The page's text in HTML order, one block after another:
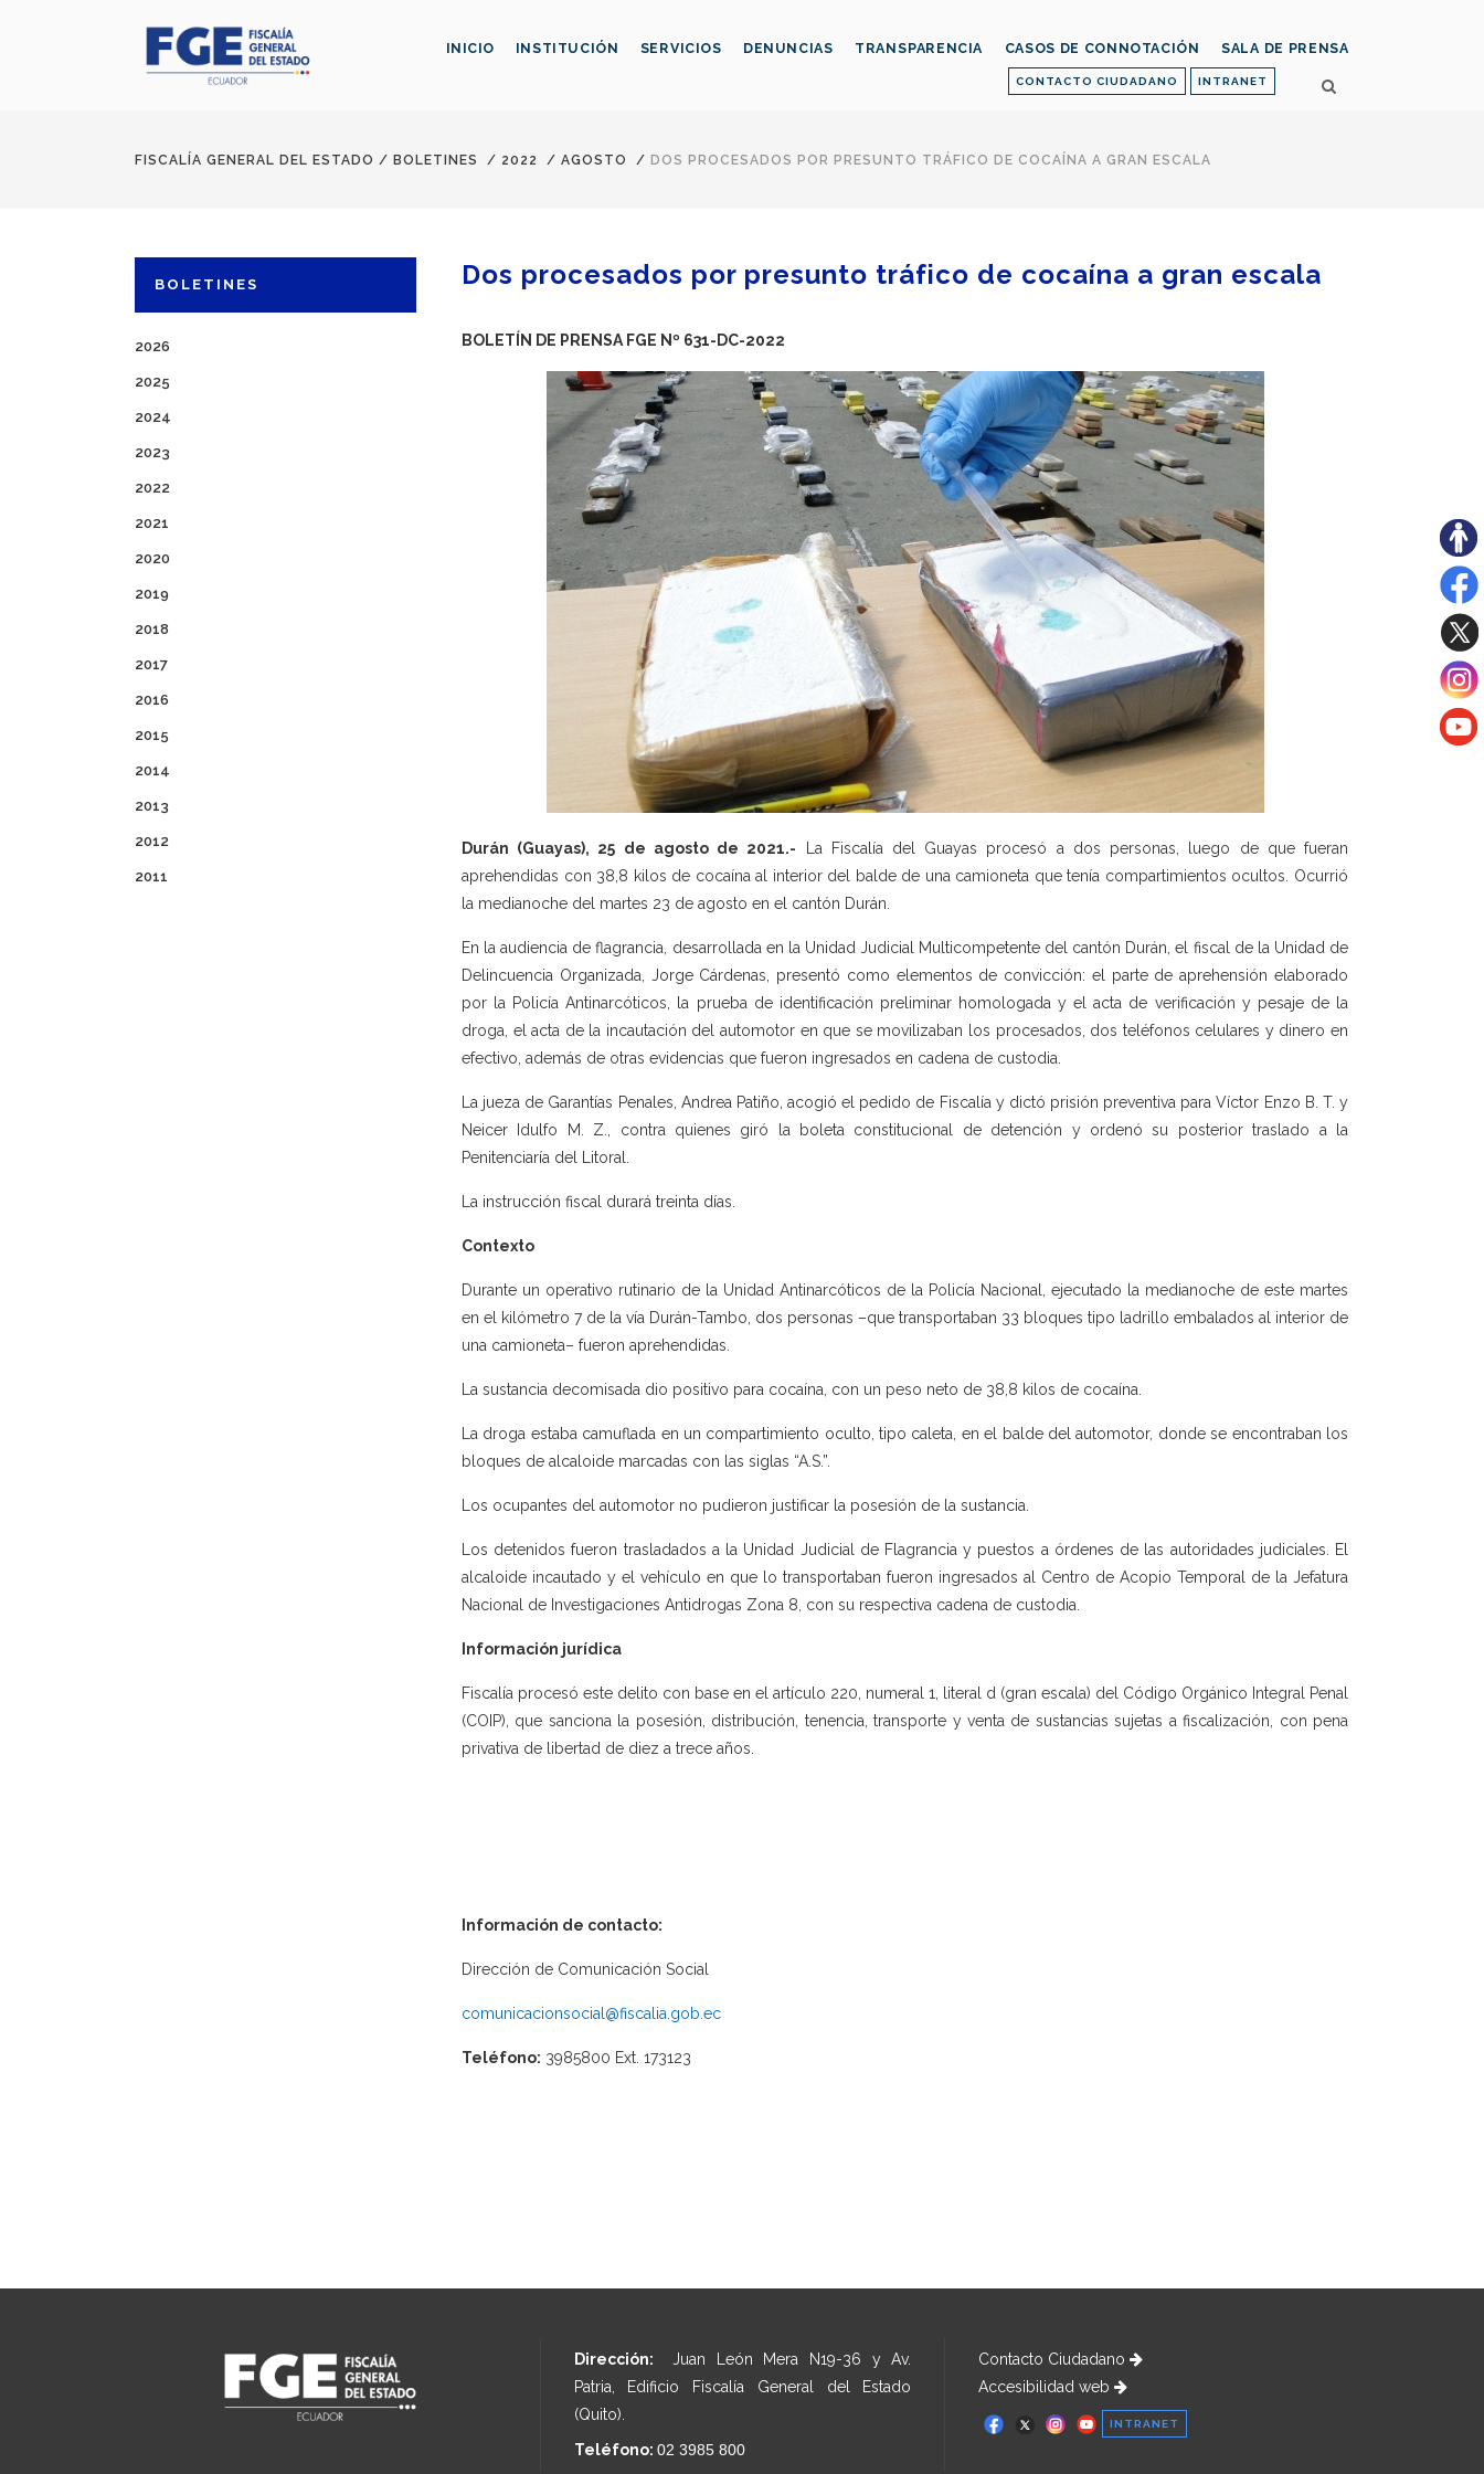
CONTACTO CIUDADANO INTRANET
INICIO INSTITUCIÓN SERVICIOS DENUNCIAS TRANSPARENCIA CASOS DE CONNOTACIÓN SALA DE PRENSA
FISCALÍA GENERAL DEL ESTADO / BOLETINES / 2022 / AGOSTO / DOS PROCESADOS POR PRESUNTO TRÁFICO DE COCAÍNA A GRAN ESCALA
BOLETINES
2026
2025
2024
2023
2022
2021
2020
2019
2018
2017
2016
2015
2014
2013
2012
2011
Dos procesados por presunto tráfico de cocaína a gran escala
BOLETÍN DE PRENSA FGE Nº 631-DC-2022
Durán (Guayas), 25 de agosto de 2021.- La Fiscalía del Guayas procesó a dos personas, luego de que fueran
aprehendidas con 38,8 kilos de cocaína al interior del balde de una camioneta que tenía compartimientos ocultos. Ocurrió
la medianoche del martes 23 de agosto en el cantón Durán.
En la audiencia de flagrancia, desarrollada en la Unidad Judicial Multicompetente del cantón Durán, el fiscal de la Unidad de
Delincuencia Organizada, Jorge Cárdenas, presentó como elementos de convicción: el parte de aprehensión elaborado
por la Policía Antinarcóticos, la prueba de identificación preliminar homologada y el acta de verificación y pesaje de la
droga, el acta de la incautación del automotor en que se movilizaban los procesados, dos teléfonos celulares y dinero en
efectivo, además de otras evidencias que fueron ingresados en cadena de custodia.
La jueza de Garantías Penales, Andrea Patiño, acogió el pedido de Fiscalía y dictó prisión preventiva para Víctor Enzo B. T. y
Neicer Idulfo M. Z., contra quienes giró la boleta constitucional de detención y ordenó su posterior traslado a la
Penitenciaría del Litoral.
La instrucción fiscal durará treinta días.
Contexto
Durante un operativo rutinario de la Unidad Antinarcóticos de la Policía Nacional, ejecutado la medianoche de este martes
en el kilómetro 7 de la vía Durán-Tambo, dos personas –que transportaban 33 bloques tipo ladrillo embalados al interior de
una camioneta– fueron aprehendidas.
La sustancia decomisada dio positivo para cocaína, con un peso neto de 38,8 kilos de cocaína.
La droga estaba camuflada en un compartimiento oculto, tipo caleta, en el balde del automotor, donde se encontraban los
bloques de alcaloide marcadas con las siglas “A.S.”.
Los ocupantes del automotor no pudieron justificar la posesión de la sustancia.
Los detenidos fueron trasladados a la Unidad Judicial de Flagrancia y puestos a órdenes de las autoridades judiciales. El
alcaloide incautado y el vehículo en que lo transportaban fueron ingresados al Centro de Acopio Temporal de la Jefatura
Nacional de Investigaciones Antidrogas Zona 8, con su respectiva cadena de custodia.
Información jurídica
Fiscalía procesó este delito con base en el artículo 220, numeral 1, literal d (gran escala) del Código Orgánico Integral Penal
(COIP), que sanciona la posesión, distribución, tenencia, transporte y venta de sustancias sujetas a fiscalización, con pena
privativa de libertad de diez a trece años.
Información de contacto:
Dirección de Comunicación Social
comunicacionsocial@fiscalia.gob.ec
Teléfono: 3985800 Ext. 173123
Dirección: Juan León Mera N19-36 y Av.
Patria, Edificio Fiscalía General del Estado
(Quito).
Teléfono: 02 3985 800
Contacto Ciudadano
Accesibilidad web
INTRANET